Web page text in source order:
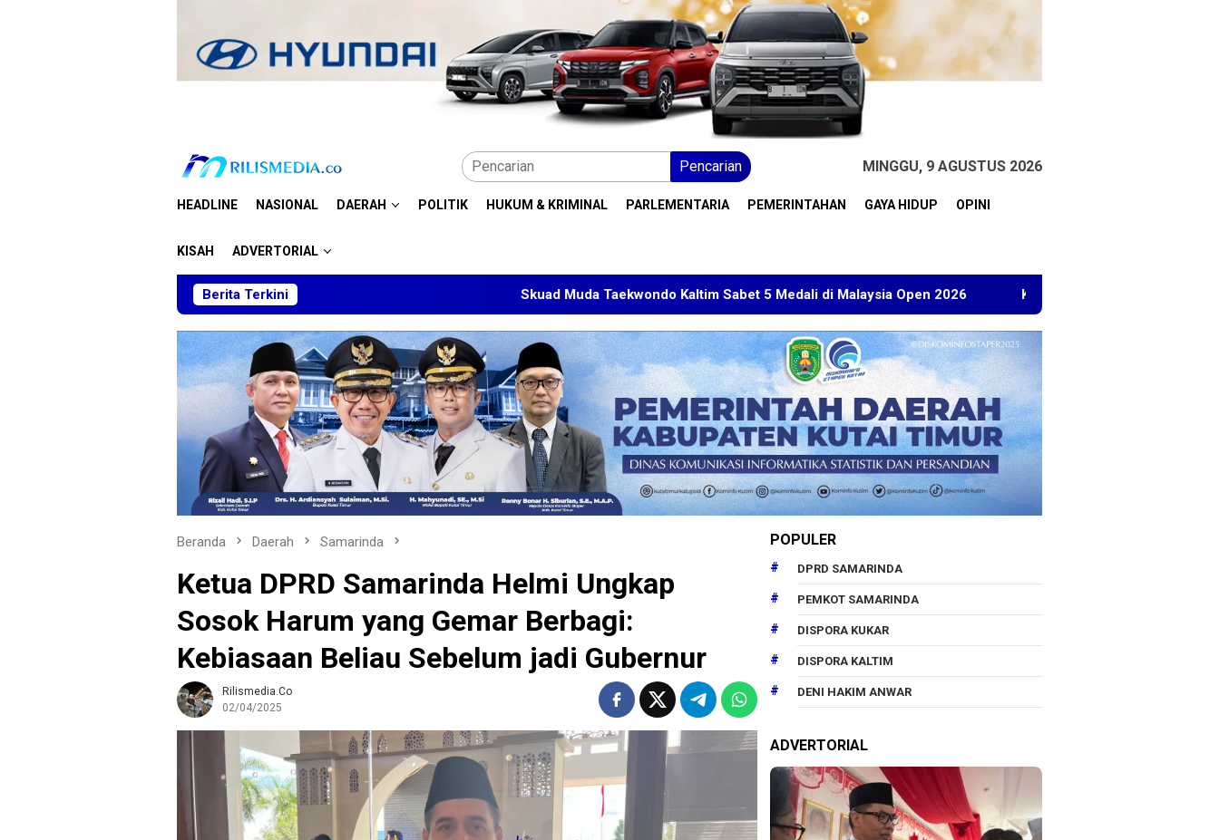
Pencarian MINGGU, 9 AGUSTUS 2026
HEADLINE NASIONAL DAERAH POLITIK HUKUM & KRIMINAL PARLEMENTARIA PEMERINTAHAN GAYA HIDUP OPINI
KISAH ADVERTORIAL
Berita Terkini Skuad Muda Taekwondo Kaltim Sabet 5 Medali di Malaysia Open 2026 Kuasa Hukum BT Minta Dakwaan Korupsi Lahan
Beranda Daerah Samarinda
Ketua DPRD Samarinda Helmi Ungkap
Sosok Harum yang Gemar Berbagi:
Kebiasaan Beliau Sebelum jadi Gubernur
Rilismedia.co
02/04/2025
POPULER
DPRD SAMARINDA
PEMKOT SAMARINDA
DISPORA KUKAR
DISPORA KALTIM
DENI HAKIM ANWAR
ADVERTORIAL